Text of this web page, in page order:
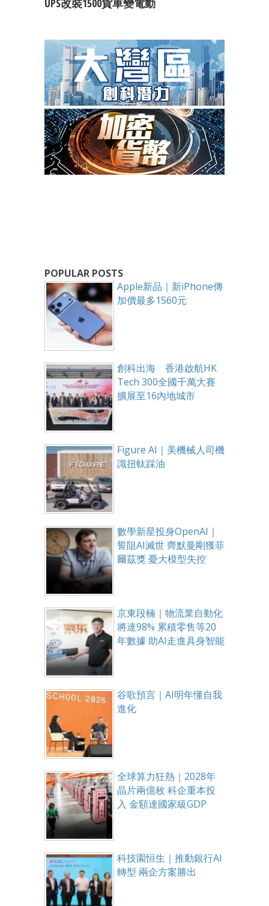
UPS改裝1500貨車變電動
POPULAR POSTS
Apple新品｜新iPhone傳
加價最多1560元
創科出海 香港啟航HK
Tech 300全國千萬大賽
擴展至16內地城市
Figure AI｜美機械人司機
識扭軚踩油
數學新星投身OpenAI｜
誓阻AI滅世 齊默曼剛獲菲
爾茲獎 憂大模型失控
京東段楠｜物流業自動化
將達98% 累積零售等20
年數據 助AI走進具身智能
谷歌預言｜AI明年懂自我
進化
全球算力狂熱｜2028年
晶片兩億枚 科企重本投
入 金額達國家級GDP
科技園恒生｜推動銀行AI
轉型 兩企方案勝出